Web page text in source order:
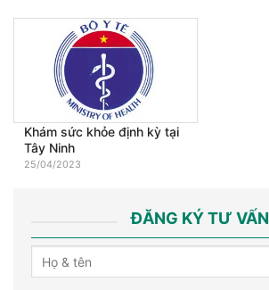
Khám sức khỏe định kỳ tại
Tây Ninh
25/04/2023
ĐĂNG KÝ TƯ VẤN